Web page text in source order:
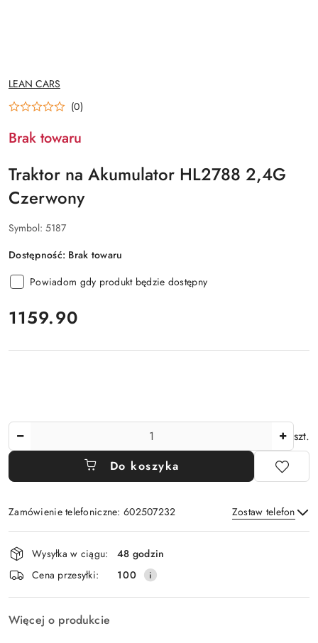
NAZWA
PRODUCENTA:
LEAN CARS
(0)
Brak towaru
Traktor na Akumulator HL2788 2,4G
Czerwony
Symbol: 5187
Dostępność: Brak towaru
Powiadom gdy produkt będzie dostępny
cena:
1159.90
szt.
Do koszyka
Zamówienie telefoniczne: 602507232 Zostaw telefon
Wyślij
Dostępność
i
dostawa
Wysyłka w ciągu:
48 godzin
Cena przesyłki:
100
Więcej o produkcie